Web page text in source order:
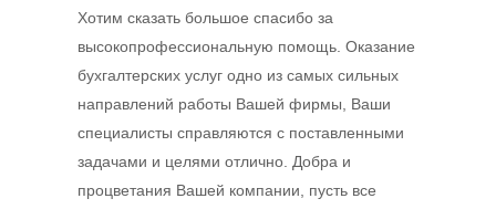
Хотим сказать большое спасибо за
высокопрофессиональную помощь. Оказание
бухгалтерских услуг одно из самых сильных
направлений работы Вашей фирмы, Ваши
специалисты справляются с поставленными
задачами и целями отлично. Добра и
процветания Вашей компании, пусть все